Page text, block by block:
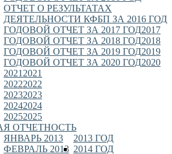
ОТЧЕТ О РЕЗУЛЬТАТАХ
ДЕЯТЕЛЬНОСТИ КФБП ЗА 2016 ГОД
2017
ГОДОВОЙ ОТЧЕТ ЗА 2017 ГОД
2018
ГОДОВОЙ ОТЧЕТ ЗА 2018 ГОД
2019
ГОДОВОЙ ОТЧЕТ ЗА 2019 ГОД
2020
ГОДОВОЙ ОТЧЕТ ЗА 2020 ГОД
2021
2021
2022
2022
2023
2023
2024
2024
2025
2025
ОТЧЕТНОСТЬ
2013 ГОД
ЯНВАРЬ 2013
ФЕВРАЛЬ 2013 2014 ГОД